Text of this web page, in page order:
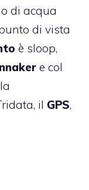
di acqua
di vista
è sloop,
e col
il GPS,